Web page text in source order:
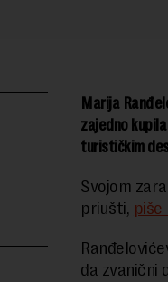
Marija
zajedno
turističkim
Svojom
priušti, piše
da zvanični